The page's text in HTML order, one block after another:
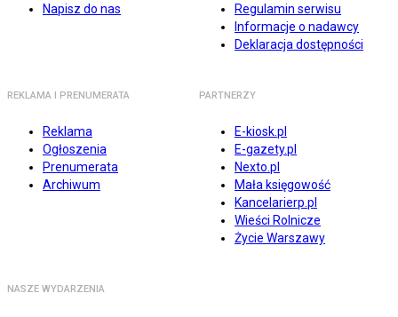
Napisz do nas
Regulamin serwisu
Informacje o nadawcy
Deklaracja dostępności
REKLAMA I PRENUMERATA
Reklama
Ogłoszenia
Prenumerata
Archiwum
PARTNERZY
E-kiosk.pl
E-gazety.pl
Nexto.pl
Mała księgowość
Kancelarierp.pl
Wieści Rolnicze
Życie Warszawy
NASZE WYDARZENIA